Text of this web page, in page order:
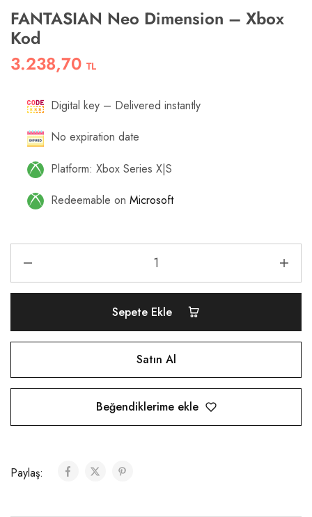
FANTASIAN Neo Dimension – Xbox
Kod
3.238,70 TL
Digital key – Delivered instantly
No expiration date
Platform: Xbox Series X|S
Redeemable on Microsoft
Sepete Ekle
Satın Al
Beğendiklerime ekle
Paylaş: